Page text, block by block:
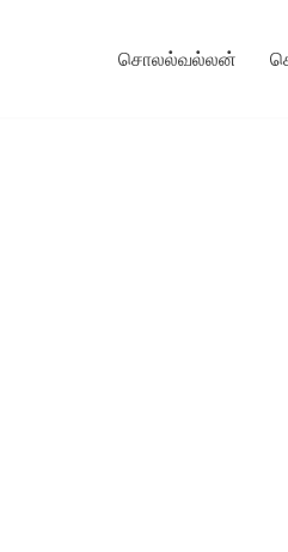
சொலல்வல்லன்